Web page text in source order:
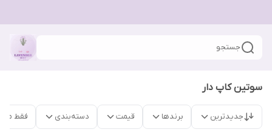
جستجو
سوتین کاپ دار
جدیدترین برندها قیمت دسته‌بندی فقط